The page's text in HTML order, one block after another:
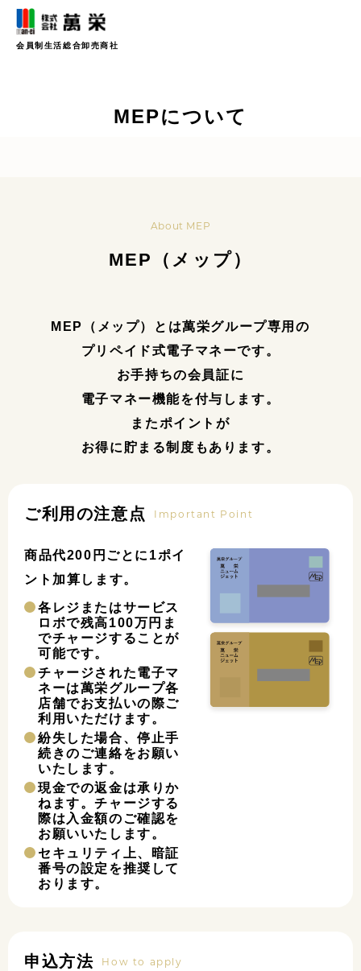
会員制生活総合卸売商社
MEPについて
About MEP
MEP（メップ）
MEP（メップ）とは萬栄グループ専用の
プリペイド式電子マネーです。
お手持ちの会員証に
電子マネー機能を付与します。
またポイントが
お得に貯まる制度もあります。
ご利用の注意点 Important Point
商品代200円ごとに1ポイ
ント加算します。
各レジまたはサービス
ロボで残高100万円ま
でチャージすることが
可能です。
チャージされた電子マ
ネーは萬栄グループ各
店舗でお支払いの際ご
利用いただけます。
紛失した場合、停止手
続きのご連絡をお願い
いたします。
現金での返金は承りか
ねます。チャージする
際は入金額のご確認を
お願いいたします。
セキュリティ上、暗証
番号の設定を推奨して
おります。
申込方法 How to apply